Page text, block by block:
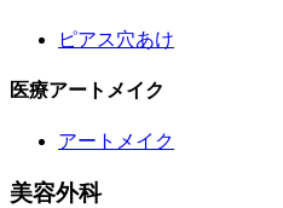
ピアス穴あけ
医療アートメイク
アートメイク
美容外科